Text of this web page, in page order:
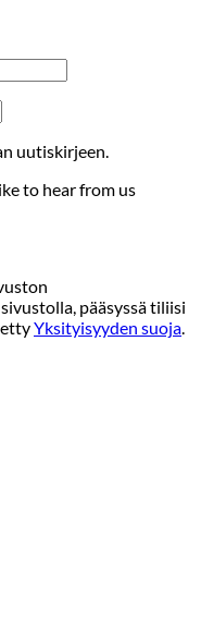
uutiskirjeen.
to hear from us
pääsyssä tiliisi
Yksityisyyden suoja